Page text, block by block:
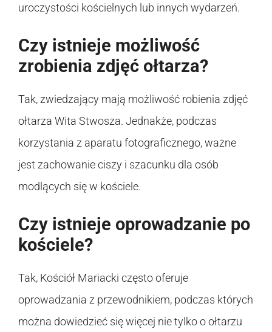
uroczystości kościelnych lub innych wydarzeń.
Czy istnieje możliwość
zrobienia zdjęć ołtarza?
Tak, zwiedzający mają możliwość robienia zdjęć
ołtarza Wita Stwosza. Jednakże, podczas
korzystania z aparatu fotograficznego, ważne
jest zachowanie ciszy i szacunku dla osób
modlących się w kościele.
Czy istnieje oprowadzanie po
kościele?
Tak, Kościół Mariacki często oferuje
oprowadzania z przewodnikiem, podczas których
można dowiedzieć się więcej nie tylko o ołtarzu